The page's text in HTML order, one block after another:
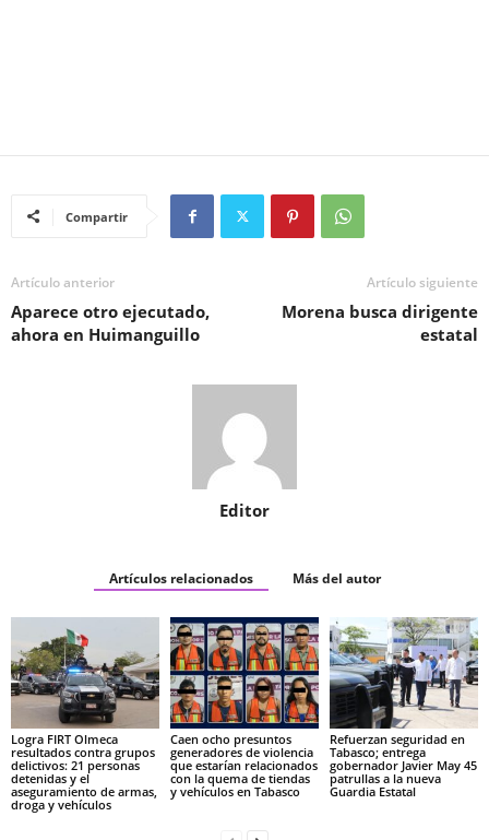
Compartir
Artículo anterior
Aparece otro ejecutado,
ahora en Huimanguillo
Artículo siguiente
Morena busca dirigente
estatal
Editor
Artículos relacionados Más del autor
Logra FIRT Olmeca
resultados contra grupos
delictivos: 21 personas
detenidas y el
aseguramiento de armas,
droga y vehículos
Caen ocho presuntos
generadores de violencia
que estarían relacionados
con la quema de tiendas
y vehículos en Tabasco
Refuerzan seguridad en
Tabasco; entrega
gobernador Javier May 45
patrullas a la nueva
Guardia Estatal